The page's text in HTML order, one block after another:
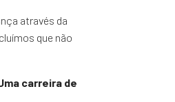
através da
que não
carreira de